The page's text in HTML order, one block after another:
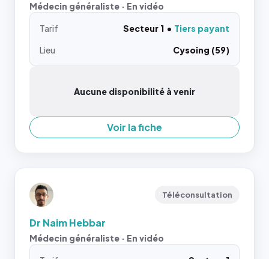
Médecin généraliste · En vidéo
Tarif Secteur 1
Tiers payant
Lieu
Cysoing (59)
Aucune disponibilité à venir
Voir la fiche
Téléconsultation
Dr Naim Hebbar
Médecin généraliste · En vidéo